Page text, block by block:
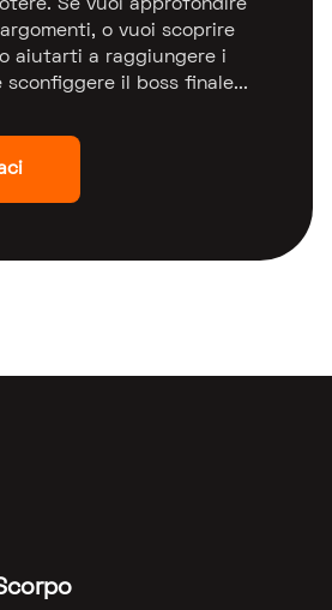
Se vuoi approfondire
o vuoi scoprire
aiutarti a raggiungere i
il boss finale...